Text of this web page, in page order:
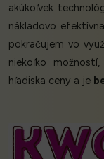
akúkoľvek
nákladovo
pokračujem vo
niekoľko
hľadiska ceny a je